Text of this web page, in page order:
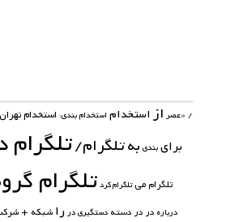
«عصرازاستخداماستخدام بندی:استخدام تهران
برای بندیبهتلگرام/تلگرام
تلگرام میتلگرام کردتلگرام گروه
دربارهدر در دستهدستگیری در راشبکه + شرکت